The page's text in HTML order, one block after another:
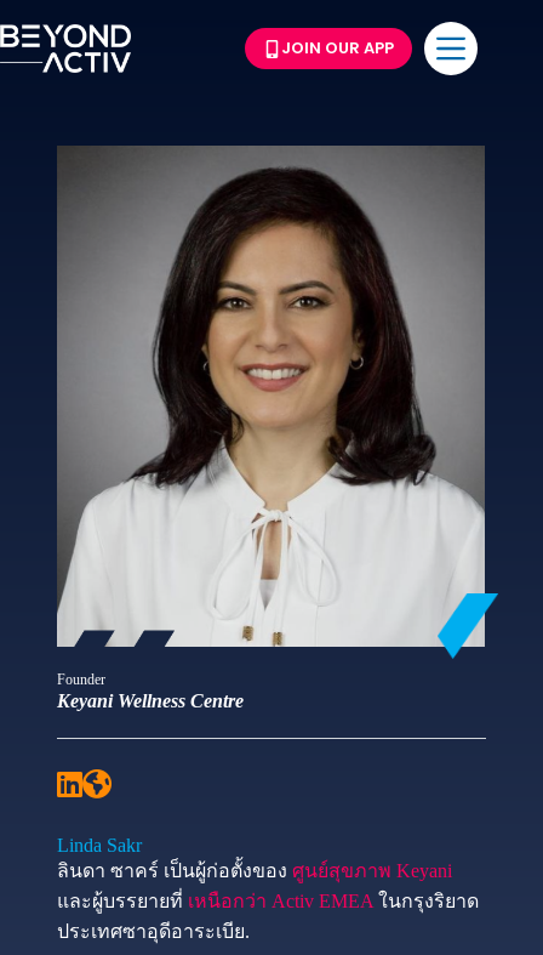
JOIN OUR APP
Founder
Keyani Wellness Centre
Linda Sakr
ลินดา ซาคร์ เป็นผู้ก่อตั้งของ ศูนย์สุขภาพ Keyani
และผู้บรรยายที่ เหนือกว่า Activ EMEA ในกรุงริยาด
ประเทศซาอุดีอาระเบีย.